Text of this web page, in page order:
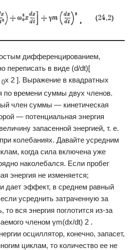
дифференцированием,
переписать в виде (d/dt)[
0x 2 ]. Выражение в квадратных
по времени суммы двух членов.
член суммы — кинетическая
— потенциальная энергия
запасенной энергией, т. е.
колебаниях. Давайте усредним
когда сила включена уже
наколебался. Если пробег
энергия не изменяется;
дает эффект, в среднем равный
усреднить затраченную за
вся энергия поглотится из-за
членом γm(dx/dt) 2 .
осциллятор, конечно, запасет,
циклам, то количество ее не